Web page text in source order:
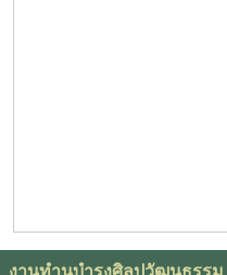
งานทำนุบำรุงศิลปวัฒนธรร